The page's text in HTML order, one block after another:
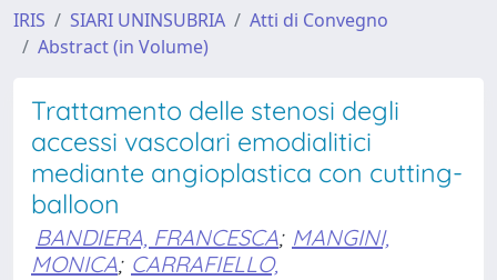
IRIS SIARI UNINSUBRIA
Atti di Convegno
Abstract (in Volume)
Trattamento delle stenosi degli
accessi vascolari emodialitici
mediante angioplastica con cutting-
balloon
BANDIERA, FRANCESCA; MANGINI,
MONICA; CARRAFIELLO,